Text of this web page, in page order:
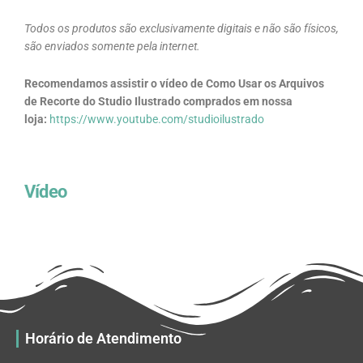
Todos os produtos são exclusivamente digitais e não são físicos,
são enviados somente pela internet.
Recomendamos assistir o vídeo de Como Usar os Arquivos
de Recorte do Studio Ilustrado comprados em nossa
loja: https://www.youtube.com/studioilustrado
Vídeo
Horário de Atendimento